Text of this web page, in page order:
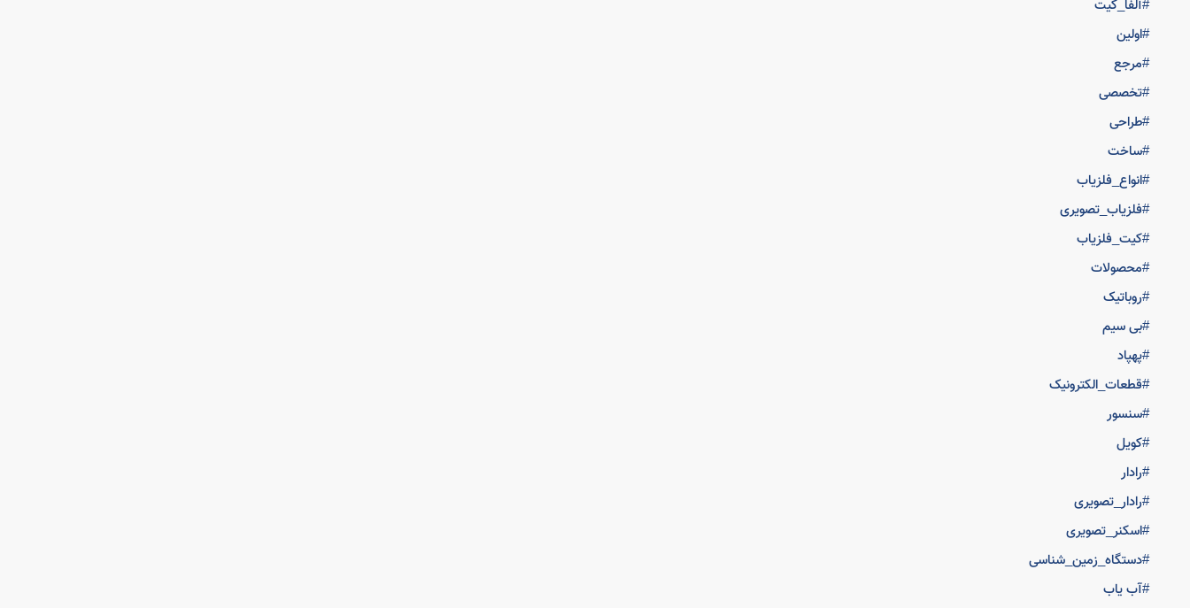
#آلفا_کیت
#اولین
#مرجع
#تخصصی
#طراحی
#ساخت
#انواع_فلزیاب
#فلزیاب_تصویری
#کیت_فلزیاب
#محصولات
#روباتیک
#بی سیم
#پهپاد
#قطعات_الکترونیک
#سنسور
#کویل
#رادار
#رادار_تصویری
#اسکنر_تصویری
#دستگاه_زمین_شناسی
#آب یاب